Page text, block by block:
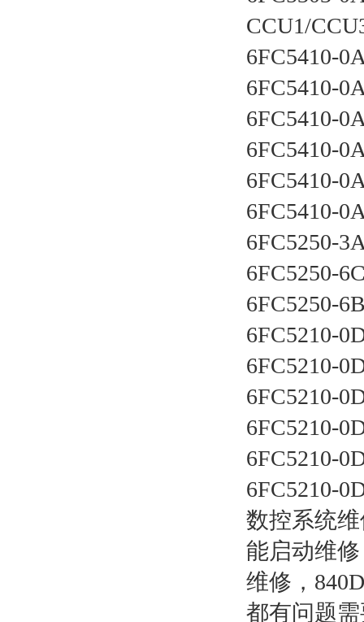
CCU1/
6FC5410-
6FC5410-
6FC5410-
6FC5410-
6FC5410-
6FC5410-
6FC5250-
6FC5250-
6FC5250-
6FC5210-
6FC5210-
6FC5210-
6FC5210-
6FC5210-
6FC5210-
数控系统
能启动维
维修，
都有问题